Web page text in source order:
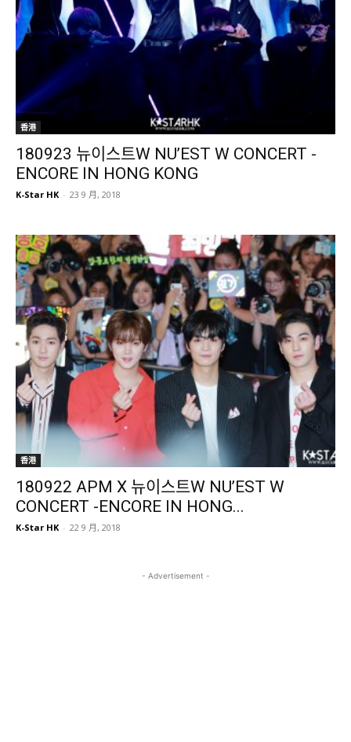
香港
180923 뉴이스트W NU’EST W CONCERT -
ENCORE IN HONG KONG
K-Star HK - 23 9 月, 2018
香港
180922 APM X 뉴이스트W NU’EST W
CONCERT -ENCORE IN HONG...
K-Star HK - 22 9 月, 2018
- Advertisement -